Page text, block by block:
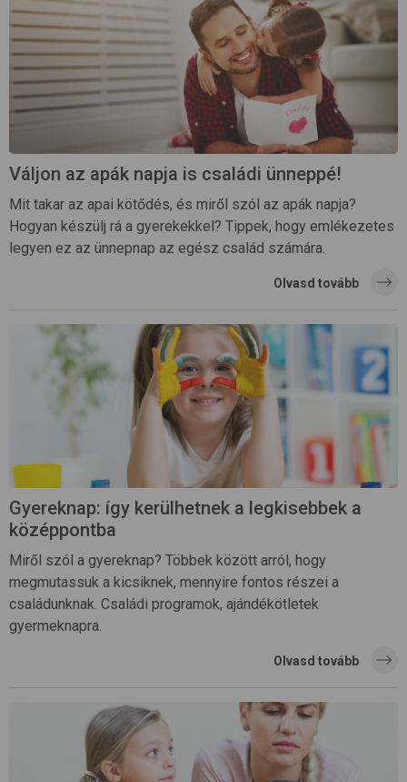
Váljon az apák napja is családi ünneppé!
Mit takar az apai kötődés, és miről szól az apák napja?
Hogyan készülj rá a gyerekekkel? Tippek, hogy emlékezetes
legyen ez az ünnepnap az egész család számára.
Olvasd tovább
Gyereknap: így kerülhetnek a legkisebbek a
középpontba
Miről szól a gyereknap? Többek között arról, hogy
megmutassuk a kicsiknek, mennyire fontos részei a
családunknak. Családi programok, ajándékötletek
gyermeknapra.
Olvasd tovább